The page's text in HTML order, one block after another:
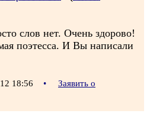
слов нет. Очень здорово!
поэтесса. И Вы написали
18:56 •
Заявить о